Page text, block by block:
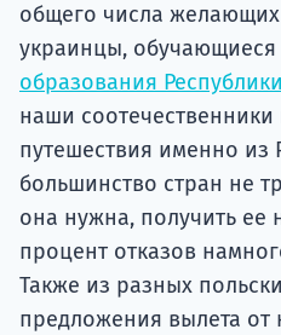
общего числа желающих
украинцы, обучающиеся
образования
наши
путешествия именно из
большинство стран не
она нужна, получить ее
процент отказов
Также из разных
предложения вылета от